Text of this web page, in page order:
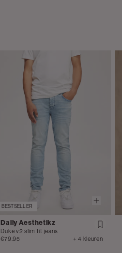
BESTSELLER
Daily Aesthetikz
Duke v2 slim fit jeans
€79.95
+ 4 kleuren